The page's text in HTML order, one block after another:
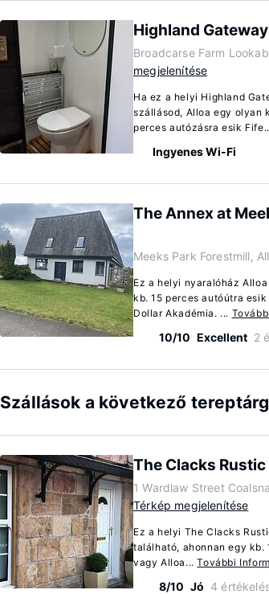
Highland
Broadcarse Farm
megjelenítése
Ha ez a helyi Highland
szállásod, Alloa egy olyan
perces autózásra esik
Ingyenes Wi-Fi
The Annex at
Meeks Park Forestmill,
Ez a helyi nyaralóház
kb. 15 perces autóútra
Dollar Akadémia. ...
10/10 Excellent 2
Szállások a következő
The Clacks
1 Wardlaw Street
Térkép megjelenítése
Ez a helyi The Clacks
található, ahonnan egy
vagy Alloa...További
8/10 Jó 4